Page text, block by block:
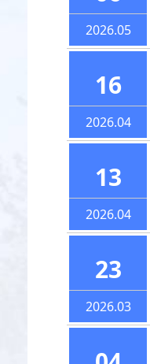
2026.05
16
2026.04
13
2026.04
23
2026.03